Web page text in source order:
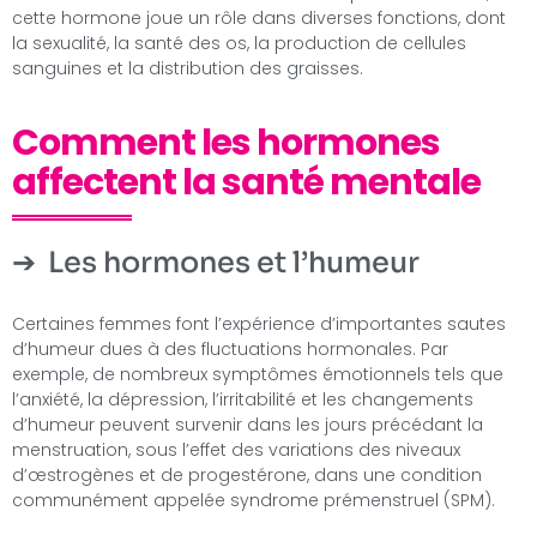
cette hormone joue un rôle dans diverses fonctions, dont
la sexualité, la santé des os, la production de cellules
sanguines et la distribution des graisses.
Comment les hormones
affectent la santé mentale
Les hormones et l’humeur
Certaines femmes font l’expérience d’importantes sautes
d’humeur dues à des fluctuations hormonales. Par
exemple, de nombreux symptômes émotionnels tels que
l’anxiété, la dépression, l’irritabilité et les changements
d’humeur peuvent survenir dans les jours précédant la
menstruation, sous l’effet des variations des niveaux
d’œstrogènes et de progestérone, dans une condition
communément appelée syndrome prémenstruel (SPM).